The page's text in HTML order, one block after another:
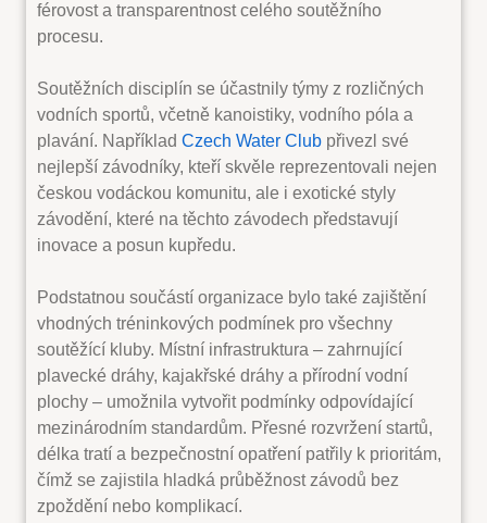
férovost a transparentnost celého soutěžního
procesu.
Soutěžních disciplín se účastnily týmy z rozličných
vodních sportů, včetně kanoistiky, vodního póla a
plavání. Například Czech Water Club přivezl své
nejlepší závodníky, kteří skvěle reprezentovali nejen
českou vodáckou komunitu, ale i exotické styly
závodění, které na těchto závodech představují
inovace a posun kupředu.
Podstatnou součástí organizace bylo také zajištění
vhodných tréninkových podmínek pro všechny
soutěžící kluby. Místní infrastruktura – zahrnující
plavecké dráhy, kajakřské dráhy a přírodní vodní
plochy – umožnila vytvořit podmínky odpovídající
mezinárodním standardům. Přesné rozvržení startů,
délka tratí a bezpečnostní opatření patřily k prioritám,
čímž se zajistila hladká průběžnost závodů bez
zpoždění nebo komplikací.